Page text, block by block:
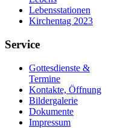
Lebensstationen
Kirchentag 2023
Service
Gottesdienste &
Termine
Kontakte, Öffnung
Bildergalerie
Dokumente
Impressum